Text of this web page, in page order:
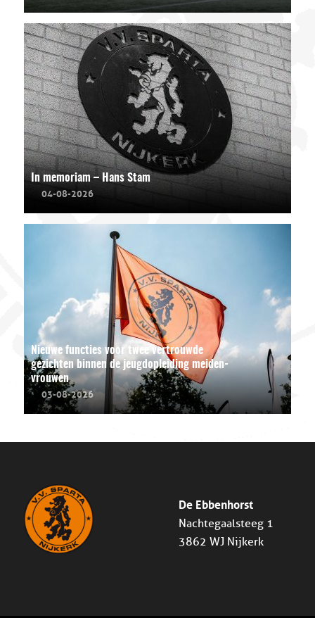
In memoriam – Hans Stam
04-08-2026
Nieuwe functies voor twee vertrouwde
gezichten binnen de jeugdopleiding meiden-
vrouwen
03-08-2026
De Ebbenhorst
Nachtegaalsteeg 1
3862 WJ Nijkerk